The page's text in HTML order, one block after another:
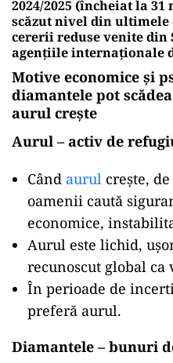
2024/2025 (încheiat la
scăzut nivel din ultimele
cererii reduse venite din
agenţiile internaţionale
Motive economice și
diamantele pot
aurul crește
Aurul – activ de
Când aurul crește,
oamenii caută
economice,
Aurul este lichid,
recunoscut global ca
În perioade de
preferă aurul.
Diamantele – bunuri